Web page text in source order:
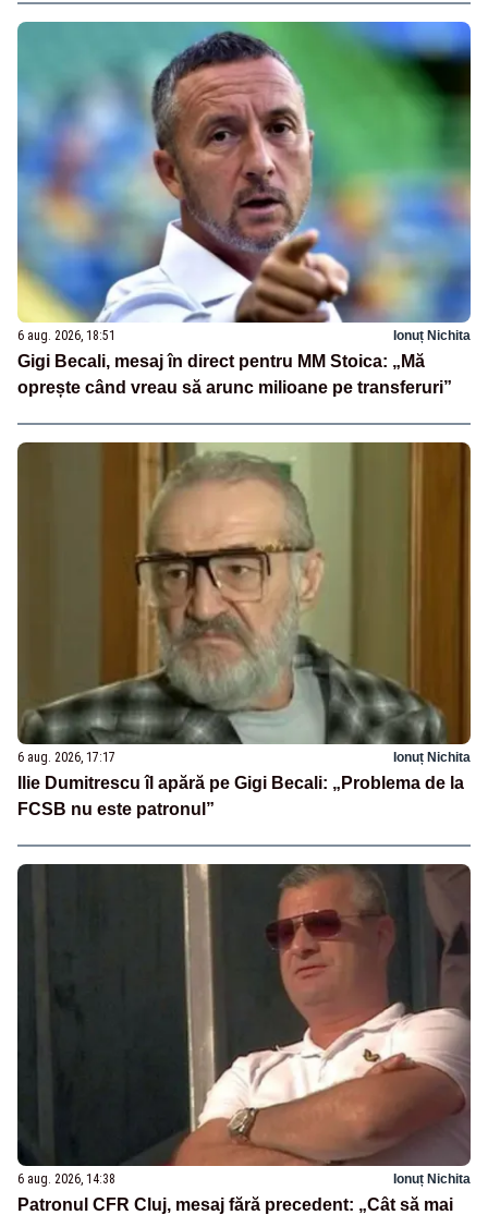
6 aug. 2026, 18:51 Ionuț Nichita
Gigi Becali, mesaj în direct pentru MM Stoica: „Mă
oprește când vreau să arunc milioane pe transferuri”
6 aug. 2026, 17:17 Ionuț Nichita
Ilie Dumitrescu îl apără pe Gigi Becali: „Problema de la
FCSB nu este patronul”
6 aug. 2026, 14:38 Ionuț Nichita
Patronul CFR Cluj, mesaj fără precedent: „Cât să mai